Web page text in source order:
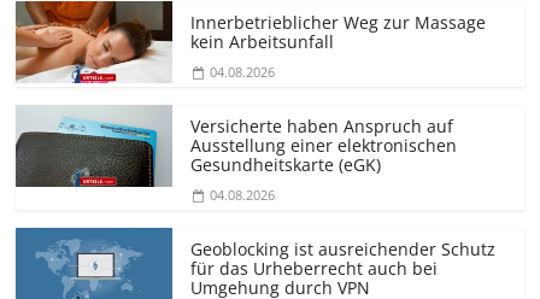
Innerbetrieblicher Weg zur Massage
kein Arbeitsunfall
04.08.2026
Versicherte haben Anspruch auf
Ausstellung einer elektronischen
Gesundheitskarte (eGK)
04.08.2026
Geoblocking ist ausreichender Schutz
für das Urheberrecht auch bei
Umgehung durch VPN